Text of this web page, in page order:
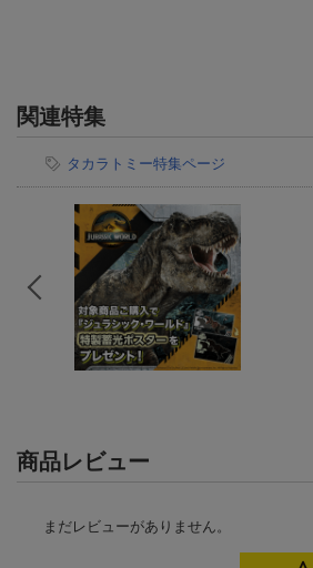
関連特集
タカラトミー特集ページ
商品レビュー
まだレビューがありません。